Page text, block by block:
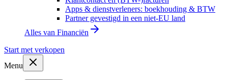
Apps & dienstverleners: boekhouding & BTW
Partner gevestigd in een niet-EU land
Alles van Financiën
Start met verkopen
Menu